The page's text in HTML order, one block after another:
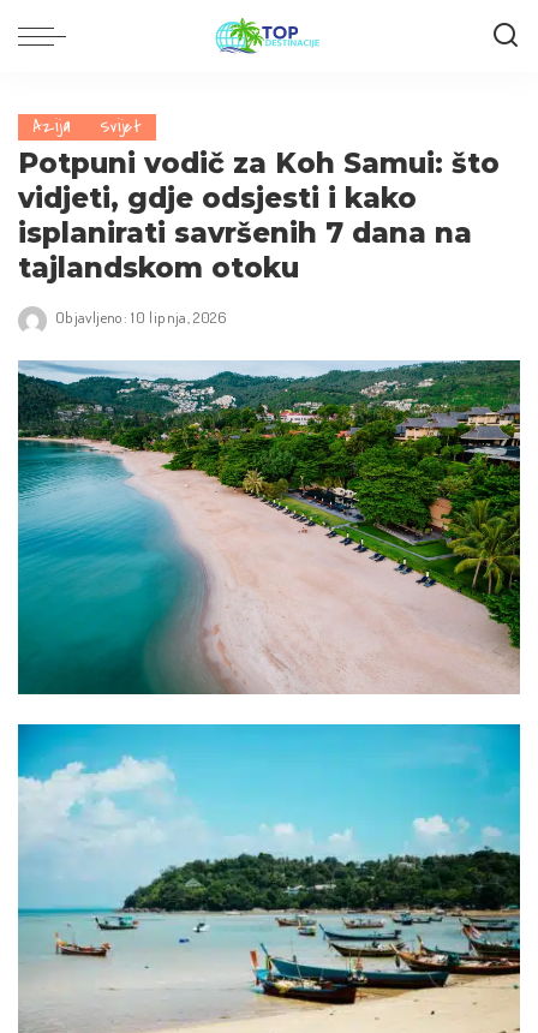
Azija Svijet
Potpuni vodič za Koh Samui: što
vidjeti, gdje odsjesti i kako
isplanirati savršenih 7 dana na
tajlandskom otoku
Objavljeno: 10 lipnja, 2026